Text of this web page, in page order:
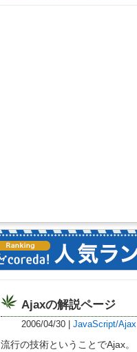
Ajaxの解説ページ
2006/04/30 JavaScript/Ajax
流行の技術ということでAjax。